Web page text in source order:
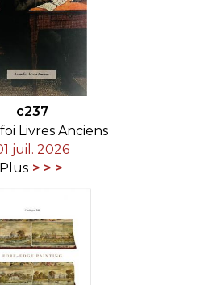
c237
Livres Anciens
juil. 2026
Plus